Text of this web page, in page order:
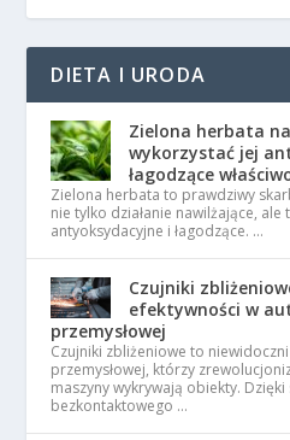
DIETA I URODA
Zielona herbata
wykorzystać jej
łagodzące
Zielona herbata to prawdziwy
nie tylko działanie nawilżające, ale
antyoksydacyjne i łagodzące. …
Czujniki
efektywności w
przemysłowej
Czujniki zbliżeniowe to
przemysłowej, którzy
maszyny wykrywają obiekty.
bezkontaktowego …